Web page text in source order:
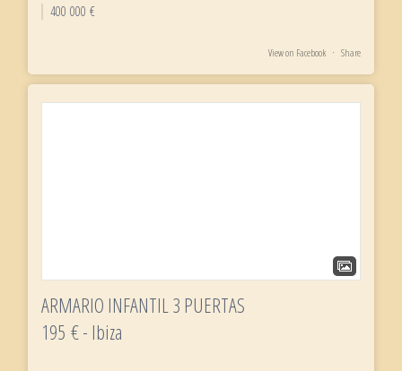
400 000 €
View on Facebook · Share
ARMARIO INFANTIL 3 PUERTAS
195 € - Ibiza